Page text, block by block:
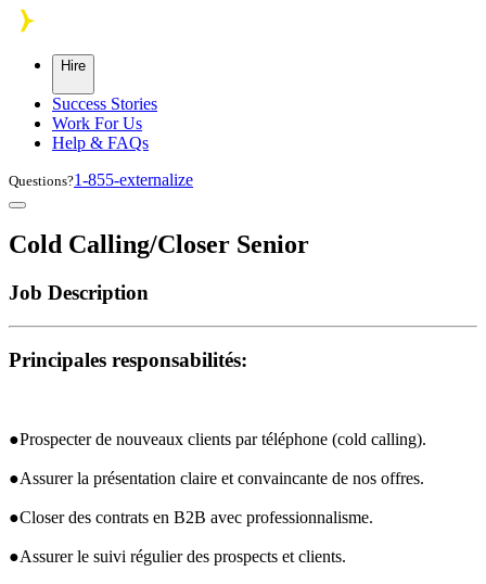
Skip to main content
Hire
Success Stories
Work For Us
Help & FAQs
Questions?1-855-externalize
Cold Calling/Closer Senior
Job Description
Principales responsabilités:
●Prospecter de nouveaux clients par téléphone (cold calling).
●Assurer la présentation claire et convaincante de nos offres.
●Closer des contrats en B2B avec professionnalisme.
●Assurer le suivi régulier des prospects et clients.